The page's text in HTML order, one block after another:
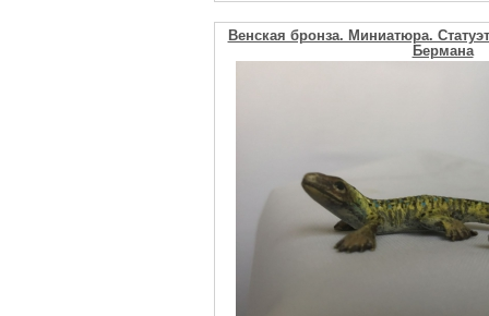
Венская бронза. Миниатюра.
Бермана